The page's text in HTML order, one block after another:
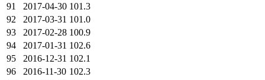
91
2017-04-30 101.3
92
2017-03-31 101.0
93
2017-02-28 100.9
94
2017-01-31 102.6
95
2016-12-31 102.1
96
2016-11-30 102.3